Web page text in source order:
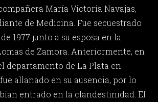
María Victoria Navajas,
de Medicina. Fue secuestrado
1977 junto a su esposa en la
de Zamora. Anteriormente, en
departamento de La Plata en
allanado en su ausencia, por lo
entrado en la clandestinidad. El